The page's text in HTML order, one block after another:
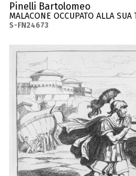
Pinelli Bartolomeo
MALACONE OCCUPATO ALLA SUA
S-FN24673